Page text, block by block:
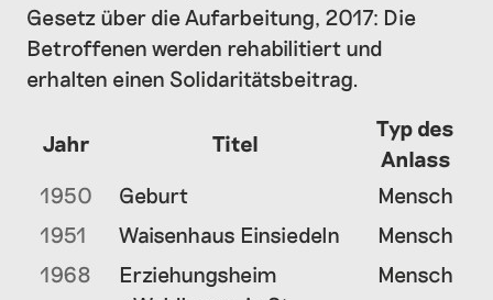
Gesetz über die Aufarbeitung, 2017: Die
Betroffenen werden rehabilitiert und
erhalten einen Solidaritätsbeitrag.
Jahr Titel
Typ des
Anlass
1950
Geburt
Mensch
1951
Waisenhaus Einsiedeln
Mensch
1968
Erziehungsheim
Mensch